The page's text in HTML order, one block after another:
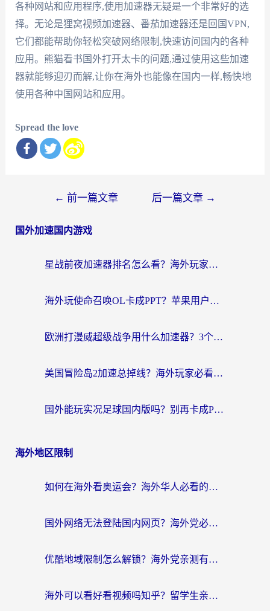
各种网站和应用程序,使用加速器无疑是一个非常好的选
择。无论是狸窝视频加速器、番茄加速器还是回国VPN,
它们都能帮助你轻松突破网络限制,快速访问国内的各种
应用。熊猫看书国外打开太卡的问题,通过使用这些加速
器就能够迎刃而解,让你在海外也能像在国内一样,畅快地
使用各种中国网站和应用。
Spread the love
导
← 前一篇文章 后一篇文章 →
国外加速国内游戏
星战前夜加速器排名怎么看？海外玩家国服游戏畅玩终极指南（附欧洲玩跑跑我的起源解决方案）
海外玩使命召唤OL卡成PPT？苹果用户必看：使命召唤OL国外加速器下载苹果版指南
欧洲打漫威超级战争用什么加速器？3个海外游戏卡顿问题一次解决（附实测推荐）
美国冒险岛2加速总掉线？海外玩家必看的国服游戏加速器选择指南
国外能玩实况足球国内版吗？别再卡成PPT！海外党国服游戏加速全攻略
海外地区限制
如何在海外看奥运会？海外华人必看的体育赛事直播终极指南
国外网络无法登陆国内网页？海外党必看：选对回国加速器实现无缝访问
优酷地域限制怎么解锁？海外党亲测有效的追剧自由指南
海外可以看好看视频吗知乎？留学生亲测有效的回国追剧解决方案